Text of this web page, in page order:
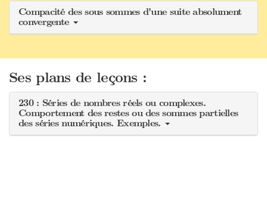
Compacité des sous sommes d'une suite absolument
convergente
Ses plans de leçons :
230 : Séries de nombres réels ou complexes.
Comportement des restes ou des sommes partielles
des séries numériques. Exemples.